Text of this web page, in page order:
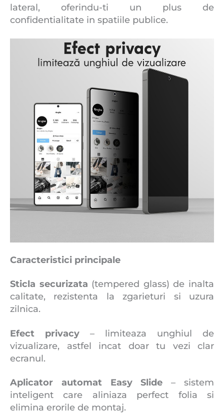
lateral, oferindu-ti un plus de
confidentialitate in spatiile publice.
Caracteristici principale
Sticla securizata (tempered glass) de inalta
calitate, rezistenta la zgarieturi si uzura
zilnica.
Efect privacy – limiteaza unghiul de
vizualizare, astfel incat doar tu vezi clar
ecranul.
Aplicator automat Easy Slide – sistem
inteligent care aliniaza perfect folia si
elimina erorile de montaj.